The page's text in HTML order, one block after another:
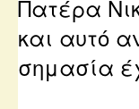
Πατέρα
και αυτό
σημασία